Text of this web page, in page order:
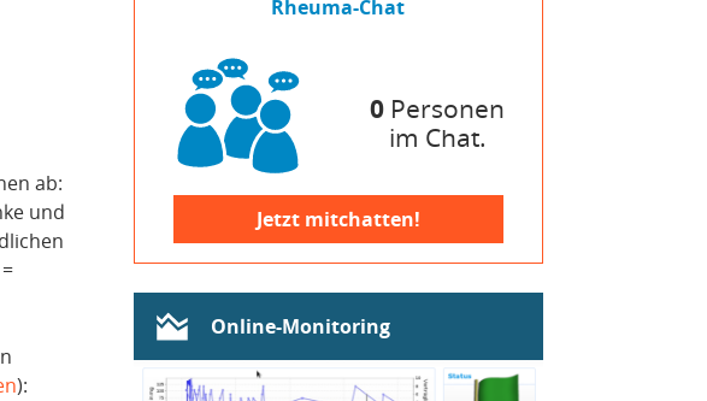
ab:
und
):
Rheuma-Chat
0 Personen
im Chat.
Jetzt mitchatten!
Online-Monitoring